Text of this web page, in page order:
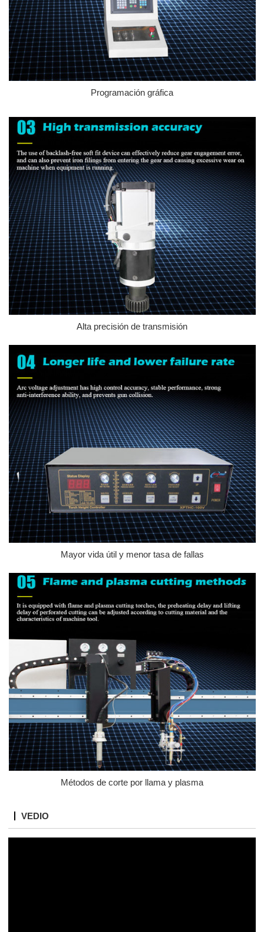
Programación gráfica
Alta precisión de transmisión
Mayor vida útil y menor tasa de fallas
Métodos de corte por llama y plasma
VEDIO